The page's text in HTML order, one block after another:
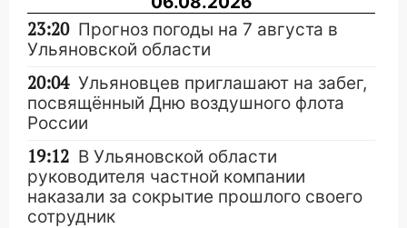
23:20 Прогноз погоды на 7 августа в
Ульяновской области
20:04 Ульяновцев приглашают на забег,
посвящённый Дню воздушного флота
России
19:12 В Ульяновской области
руководителя частной компании
наказали за сокрытие прошлого своего
сотрудник